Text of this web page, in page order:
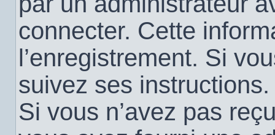
connecter. Cette
l’enregistrement. Si
suivez ses instructions.
Si vous n’avez pas